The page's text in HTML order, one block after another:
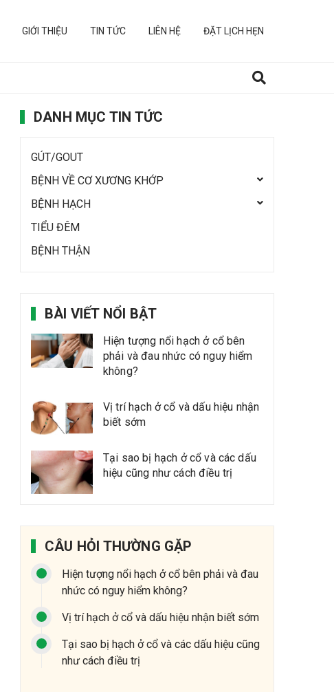
GIỚI THIỆU TIN TỨC LIÊN HỆ ĐẶT LỊCH HẸN
DANH MỤC TIN TỨC
GÚT/GOUT
BỆNH VỀ CƠ XƯƠNG KHỚP
BỆNH HẠCH
TIỂU ĐÊM
BỆNH THẬN
BÀI VIẾT NỔI BẬT
Hiện tượng nổi hạch ở cổ bên
phải và đau nhức có nguy hiểm
không?
Vị trí hạch ở cổ và dấu hiệu nhận
biết sớm
Tại sao bị hạch ở cổ và các dấu
hiệu cũng như cách điều trị
CÂU HỎI THƯỜNG GẶP
Hiện tượng nổi hạch ở cổ bên phải và đau
nhức có nguy hiểm không?
Vị trí hạch ở cổ và dấu hiệu nhận biết sớm
Tại sao bị hạch ở cổ và các dấu hiệu cũng
như cách điều trị